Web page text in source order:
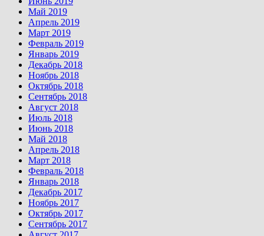
Май 2019
Апрель 2019
Март 2019
Февраль 2019
Январь 2019
Декабрь 2018
Ноябрь 2018
Октябрь 2018
Сентябрь 2018
Август 2018
Июль 2018
Июнь 2018
Май 2018
Апрель 2018
Март 2018
Февраль 2018
Январь 2018
Декабрь 2017
Ноябрь 2017
Октябрь 2017
Сентябрь 2017